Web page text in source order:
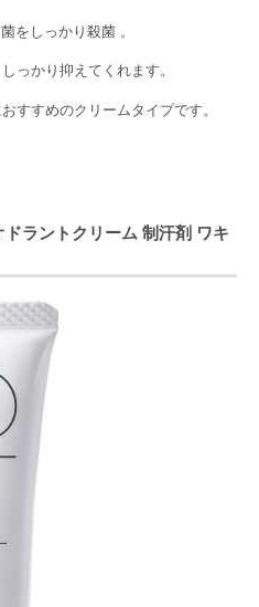
をしっかり殺菌 。
っかり抑えてくれます。
すすめのクリームタイプです。
ラントクリーム 制汗剤 ワキ